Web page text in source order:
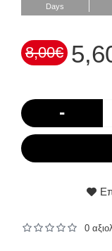
Days
8,00€
-
0